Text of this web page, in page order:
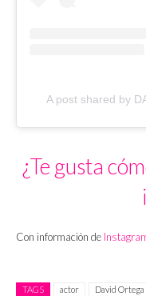
A post shared by
¿Te gusta
Con información de
TAGS actor David Ortega